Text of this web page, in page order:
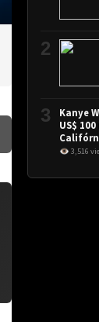
2
3
Kanye
US$
👁 3,516